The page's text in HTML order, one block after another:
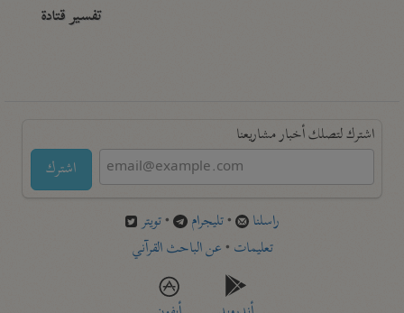
تفسير قتادة
اشترك لتصلك أخبار مشاريعنا
اشترك
راسلنا •تليجرام •تويتر
تعليمات •عن الباحث القرآني